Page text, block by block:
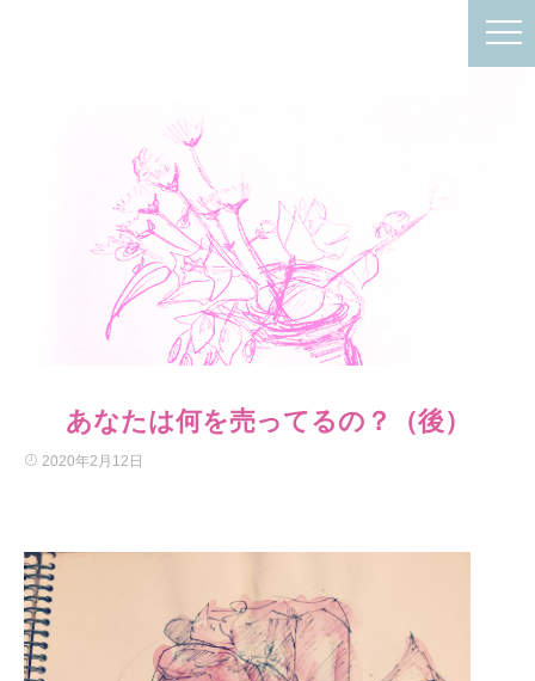
あなたは何を売ってるの？（後）
2020年2月12日